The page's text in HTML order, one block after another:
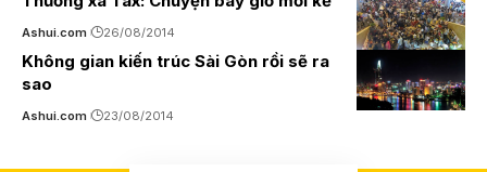
Ashui.com 26/08/2014
Không gian kiến trúc Sài Gòn rồi sẽ ra
sao
Ashui.com 23/08/2014